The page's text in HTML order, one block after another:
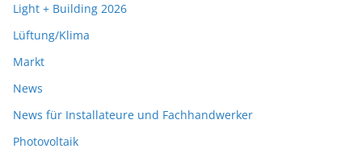
Light + Building 2026
Lüftung/Klima
Markt
News
News für Installateure und Fachhandwerker
Photovoltaik